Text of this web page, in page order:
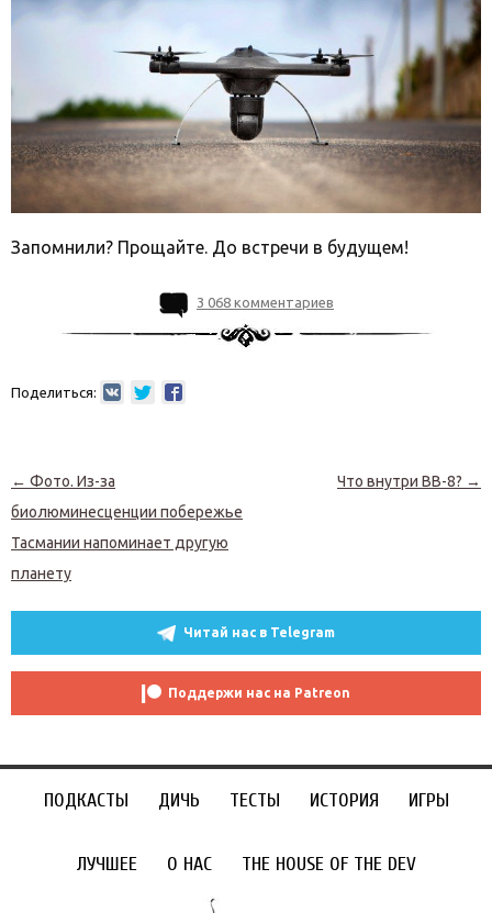
Запомнили? Прощайте. До встречи в будущем!
3 068 комментариев
Поделиться:
Навигация по записям
← Фото. Из-за
биолюминесценции побережье
Тасмании напоминает другую
планету
Что внутри BB-8? →
Читай нас в Telegram
Поддержи нас на Patreon
ПОДКАСТЫ ДИЧЬ ТЕСТЫ ИСТОРИЯ ИГРЫ
ЛУЧШЕЕ О НАС THE HOUSE OF THE DEV